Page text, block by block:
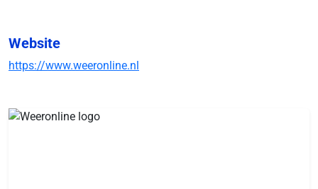
Website
https://www.weeronline.nl